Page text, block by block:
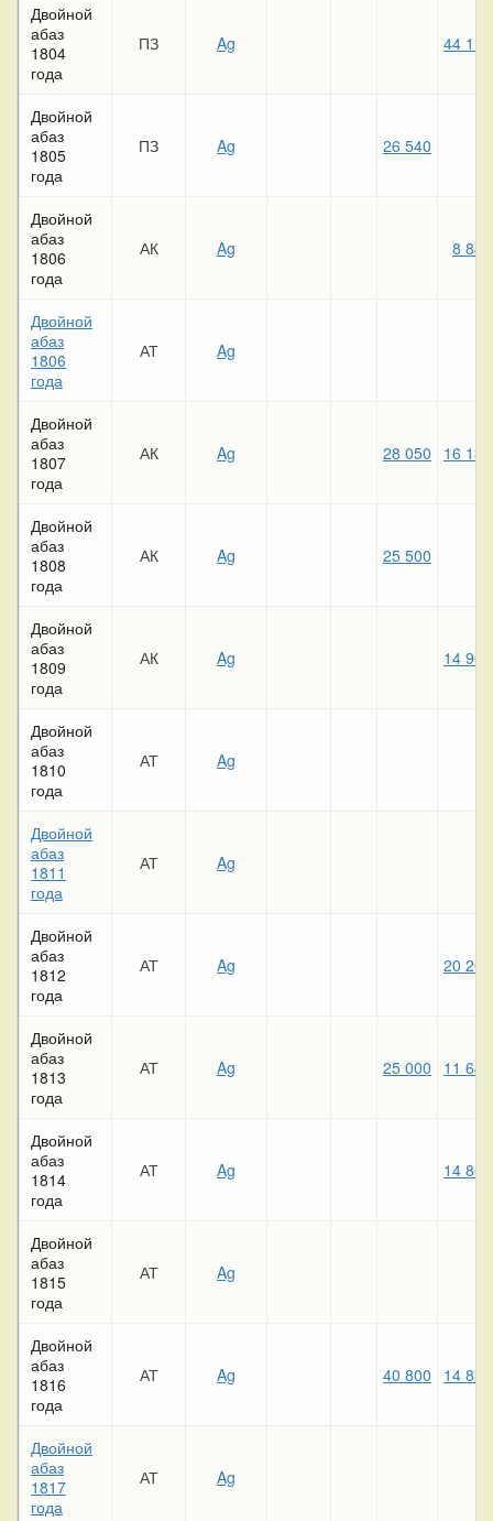
Двойной
абаз
1804
года
ПЗ Ag 44 110
Двойной
абаз
1805
года
ПЗ Ag 26 540
Двойной
абаз
1806
года
АК Ag 8 840
Двойной
абаз
1806
года
АТ Ag
Двойной
абаз
1807
года
АК Ag 28 050 16 130
Двойной
абаз
1808
года
АК Ag 25 500
Двойной
абаз
1809
года
АК Ag 14 960
Двойной
абаз
1810
года
АТ Ag
Двойной
абаз
1811
года
АТ Ag
Двойной
абаз
1812
года
АТ Ag 20 260
Двойной
абаз
1813
года
АТ Ag 25 000 11 640
Двойной
абаз
1814
года
АТ Ag 14 860
Двойной
абаз
1815
года
АТ Ag
Двойной
абаз
1816
года
АТ Ag 40 800 14 830
Двойной
абаз
1817
года
АТ Ag